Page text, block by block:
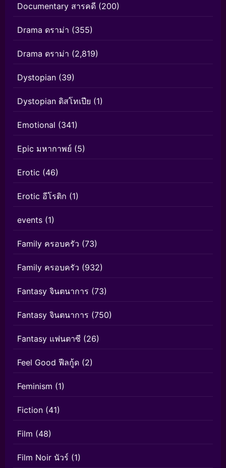
Documentary สารคดี (200)
Drama ดราม่า (355)
Drama ดราม่า (2,819)
Dystopian (39)
Dystopian ดิสโทเปีย (1)
Emotional (341)
Epic มหากาพย์ (5)
Erotic (46)
Erotic อีโรติก (1)
events (1)
Family ครอบครัว (73)
Family ครอบครัว (932)
Fantasy จินตนาการ (73)
Fantasy จินตนาการ (750)
Fantasy แฟนตาซี (26)
Feel Good ฟีลกู้ด (2)
Feminism (1)
Fiction (41)
Film (48)
Film Noir นัวร์ (1)